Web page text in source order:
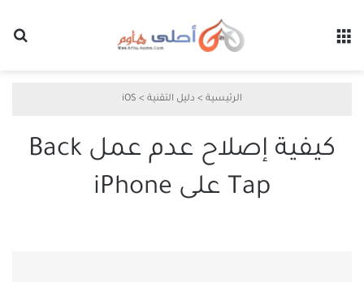
الرئيسية > دليل التقنية >
iOS
كيفية إصلاح عدم عمل Back
Tap على iPhone